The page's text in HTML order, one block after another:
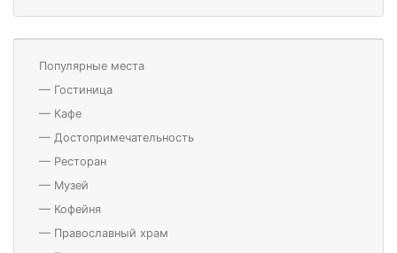
Популярные места
— Гостиница
— Кафе
— Достопримечательность
— Ресторан
— Музей
— Кофейня
— Православный храм